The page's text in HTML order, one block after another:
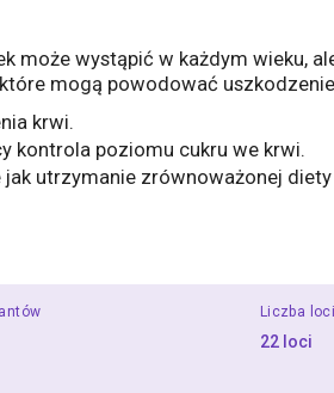
może wystąpić w każdym wieku,
mogą powodować
krwi.
kontrola poziomu cukru we krwi.
jak utrzymanie zrównoważonej
Liczba
22 loci